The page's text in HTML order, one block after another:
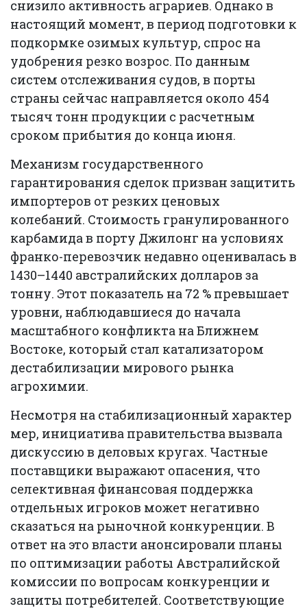
снизило активность аграриев. Однако в
настоящий момент, в период подготовки к
подкормке озимых культур, спрос на
удобрения резко возрос. По данным
систем отслеживания судов, в порты
страны сейчас направляется около 454
тысяч тонн продукции с расчетным
сроком прибытия до конца июня.
Механизм государственного
гарантирования сделок призван защитить
импортеров от резких ценовых
колебаний. Стоимость гранулированного
карбамида в порту Джилонг на условиях
франко-перевозчик недавно оценивалась в
1430–1440 австралийских долларов за
тонну. Этот показатель на 72 % превышает
уровни, наблюдавшиеся до начала
масштабного конфликта на Ближнем
Востоке, который стал катализатором
дестабилизации мирового рынка
агрохимии.
Несмотря на стабилизационный характер
мер, инициатива правительства вызвала
дискуссию в деловых кругах. Частные
поставщики выражают опасения, что
селективная финансовая поддержка
отдельных игроков может негативно
сказаться на рыночной конкуренции. В
ответ на это власти анонсировали планы
по оптимизации работы Австралийской
комиссии по вопросам конкуренции и
защиты потребителей. Соответствующие